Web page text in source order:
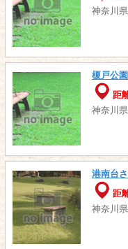
神奈川
榎戸公園
距
神奈川
港南台
距
神奈川